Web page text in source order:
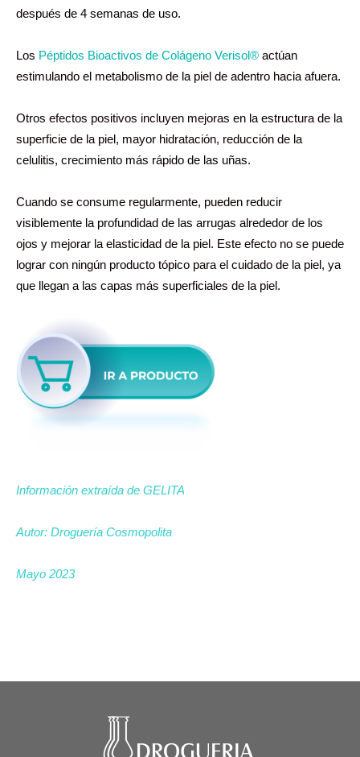
después de 4 semanas de uso.
Los Péptidos Bioactivos de Colágeno Verisol® actúan
estimulando el metabolismo de la piel de adentro hacia afuera.
Otros efectos positivos incluyen mejoras en la estructura de la
superficie de la piel, mayor hidratación, reducción de la
celulitis, crecimiento más rápido de las uñas.
Cuando se consume regularmente, pueden reducir
visiblemente la profundidad de las arrugas alrededor de los
ojos y mejorar la elasticidad de la piel. Este efecto no se puede
lograr con ningún producto tópico para el cuidado de la piel, ya
que llegan a las capas más superficiales de la piel.
Información extraída de GELITA
Autor: Droguería Cosmopolita
Mayo 2023